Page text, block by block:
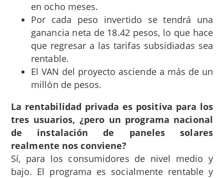
en ocho meses.
Por cada peso invertido se tendrá una
ganancia neta de 18.42 pesos, lo que hace
que regresar a las tarifas subsidiadas sea
rentable.
El VAN del proyecto asciende a más de un
millón de pesos.
La rentabilidad privada es positiva para los
tres usuarios, ¿pero un programa nacional
de instalación de paneles solares
realmente nos conviene?
Sí, para los consumidores de nivel medio y
bajo. El programa es socialmente rentable y